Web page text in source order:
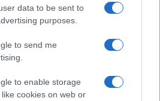
data to be sent to
purposes.
to send me
to enable storage
cookies on web or